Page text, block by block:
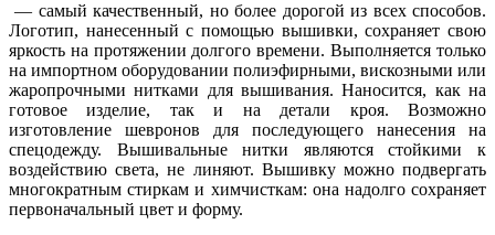
— самый качественный, но более дорогой из всех способов.
Логотип, нанесенный с помощью вышивки, сохраняет свою
яркость на протяжении долгого времени. Выполняется только
на импортном оборудовании полиэфирными, вискозными или
жаропрочными нитками для вышивания. Наносится, как на
готовое изделие, так и на детали кроя. Возможно
изготовление шевронов для последующего нанесения на
спецодежду. Вышивальные нитки являются стойкими к
воздействию света, не линяют. Вышивку можно подвергать
многократным стиркам и химчисткам: она надолго сохраняет
первоначальный цвет и форму.